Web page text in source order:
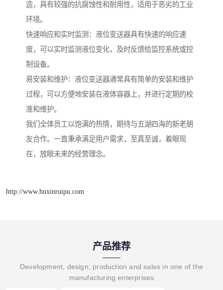
造，具有较强的抗腐蚀性和耐用性，适用于恶劣的工业
环境。
快速响应和实时监测：液位变送器具有快速的响应速
度，可以实时监测液位变化，及时反馈给监控系统或控
制设备。
易安装和维护：液位变送器通常具有简单的安装和维护
过程，可以方便地安装在液体容器上，并进行定期的校
准和维护。
我们全体员工以饱满的热情，期待与五湖四海的新老朋
友合作。一直秉承满足用户需求，至真至诚，着眼现
在，放眼未来的经营理念。
http://www.hnxinruipu.com
产品推荐
Development, design, production and sales in one of the
manufacturing enterprises